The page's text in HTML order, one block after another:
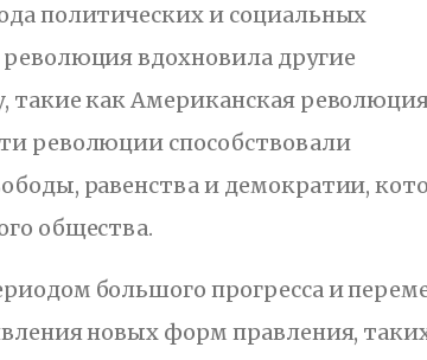
политических и социальных
вдохновила другие
такие как Американская
революции способствовали
равенства и демократии,
общества.
большого прогресса и
новых форм правления,